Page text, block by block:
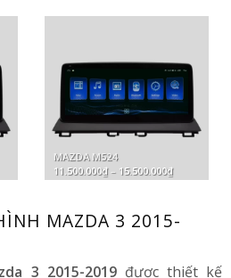
MAZDA M524
11.500.000₫ – 15.500.000₫Khoảng
giá:
15.500.000₫
MAZDA 3 2015-
3 2015-2019được thiết kế